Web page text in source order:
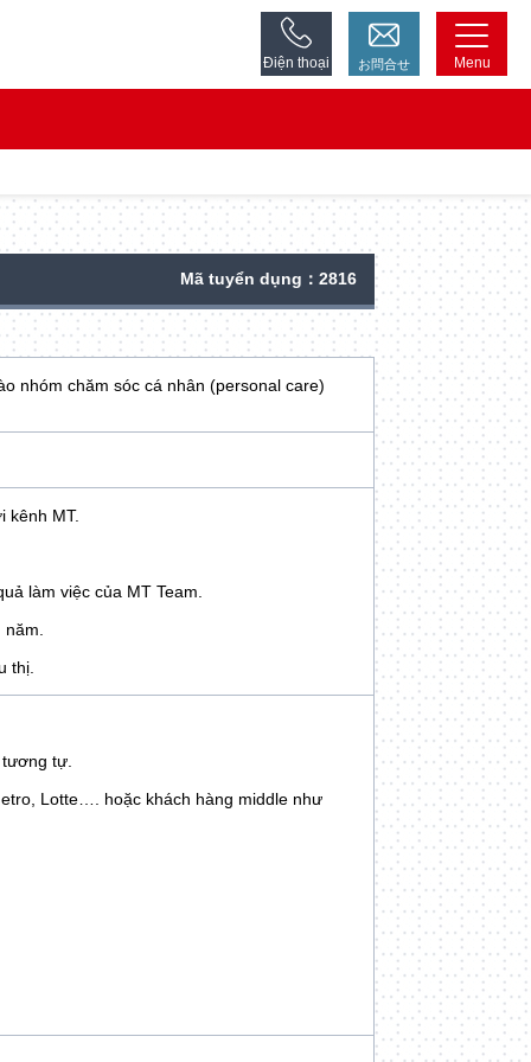
Điện thoại お問合せ Menu
Mã tuyển dụng：2816
nhóm chăm sóc cá nhân (personal care)
kênh MT.
làm việc của MT Team.
thị.
tự.
Lotte…. hoặc khách hàng middle như